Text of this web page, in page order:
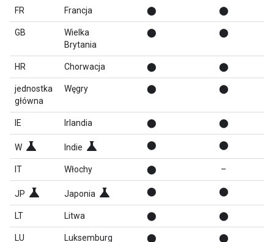
FR Francja ⬤ ⬤
GB
Wielka
Brytania
⬤ ⬤
HR Chorwacja ⬤ ⬤
jednostka
główna
Węgry ⬤ ⬤
IE Irlandia ⬤ ⬤
W science Indie science ⬤ ⬤
IT Włochy ⬤ –
JP science Japonia science ⬤ ⬤
LT Litwa ⬤ ⬤
LU Luksemburg ⬤ ⬤